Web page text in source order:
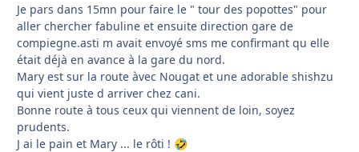
Je pars dans 15mn pour faire le " tour des popottes" pour
aller chercher fabuline et ensuite direction gare de
compiegne.asti m avait envoyé sms me confirmant qu elle
était déjà en avance à la gare du nord.
Mary est sur la route àvec Nougat et une adorable shishzu
qui vient juste d arriver chez cani.
Bonne route à tous ceux qui viennent de loin, soyez
prudents.
J ai le pain et Mary ... le rôti ! 🤣